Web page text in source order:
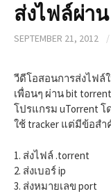
ส่งไฟล์ผ่า
SEPTEMBER 21, 2012 /
วีดีโอสอนการส่งไฟล์
เพื่อนๆ ผ่าน bit
โปรแกรม uTorrent
ใช้ tracker แต่มีข้อส
1. ส่งไฟล์ .torrent
2. ส่งเบอร์ ip
3. ส่งหมายเลข port